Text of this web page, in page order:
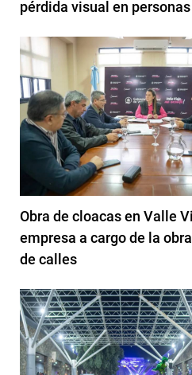
pérdida visual en
Obra de cloacas en Valle
empresa a cargo de la
de calles